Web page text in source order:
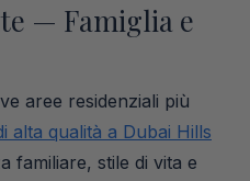
— Famiglia e
aree residenziali più
alta qualità a Dubai Hills
familiare, stile di vita e